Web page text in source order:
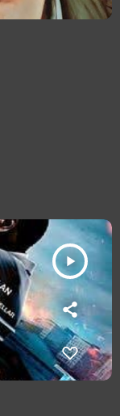
play_arrow